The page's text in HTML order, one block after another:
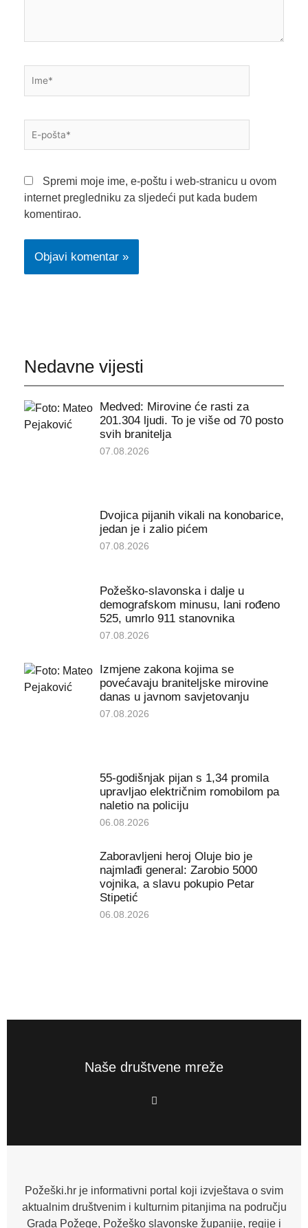
pošta*
Spremi moje ime, e-poštu i web-stranicu u ovom
internet pregledniku za sljedeći put kada budem
komentirao.
Nedavne vijesti
Medved: Mirovine će rasti za
201.304 ljudi. To je više od 70 posto
svih branitelja
07.08.2026
Dvojica pijanih vikali na konobarice,
jedan je i zalio pićem
07.08.2026
Požeško-slavonska i dalje u
demografskom minusu, lani rođeno
525, umrlo 911 stanovnika
07.08.2026
Izmjene zakona kojima se
povećavaju braniteljske mirovine
danas u javnom savjetovanju
07.08.2026
55-godišnjak pijan s 1,34 promila
upravljao električnim romobilom pa
naletio na policiju
06.08.2026
Zaboravljeni heroj Oluje bio je
najmlađi general: Zarobio 5000
vojnika, a slavu pokupio Petar
Stipetić
06.08.2026
Naše društvene mreže
F
a
o
f
Požeški.hr je informativni portal koji izvještava o svim
aktualnim društvenim i kulturnim pitanjima na području
Grada Požege, Požeško slavonske županije, regije i